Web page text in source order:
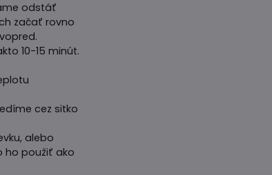
odstáť
začať rovno
10-15 minút.
cez sitko
alebo
ho použiť ako